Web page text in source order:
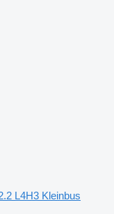
L4H3 Kleinbus